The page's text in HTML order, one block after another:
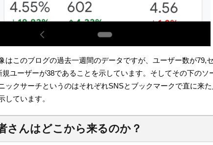
はこのブログの過去一週間のデータですが、ユーザー数が79,
規ユーザーが38であることを示しています。そしてその下のソ
ックサーチというのはそれぞれSNSとブックマークで直に来
しています。
さんはどこから来るのか？